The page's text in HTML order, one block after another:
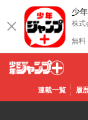
少
株式
無料
少年ジ
ャンプ
連載一覧 履